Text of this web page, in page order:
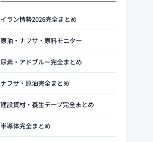
イラン情勢2026完全まとめ
原油・ナフサ・原料モニター
尿素・アドブルー完全まとめ
ナフサ・原油完全まとめ
建設資材・養生テープ完全まとめ
半導体完全まとめ